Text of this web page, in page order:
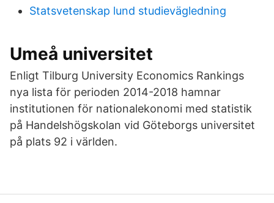
Statsvetenskap lund studievägledning
Umeå universitet
Enligt Tilburg University Economics Rankings
nya lista för perioden 2014-2018 hamnar
institutionen för nationalekonomi med statistik
på Handelshögskolan vid Göteborgs universitet
på plats 92 i världen.